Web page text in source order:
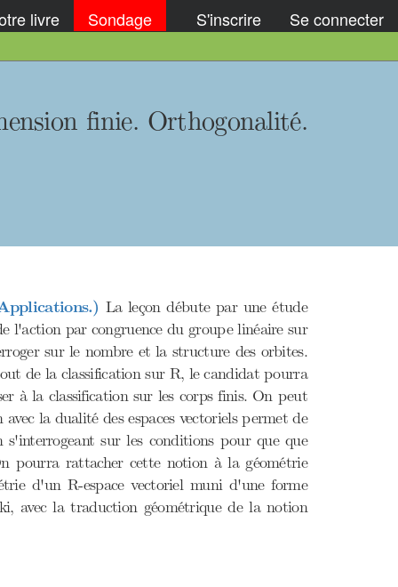
livre Sondage S'inscrire Se connecter
finie. Orthogonalité.
La leçon débute par une étude
l'action par congruence du groupe linéaire sur
sur le nombre et la structure des orbites.
de la classification sur R, le candidat pourra
à la classification sur les corps finis. On peut
la dualité des espaces vectoriels permet de
s'interrogeant sur les conditions pour que que
pourra rattacher cette notion à la géométrie
d'un R-espace vectoriel muni d'une forme
avec la traduction géométrique de la notion